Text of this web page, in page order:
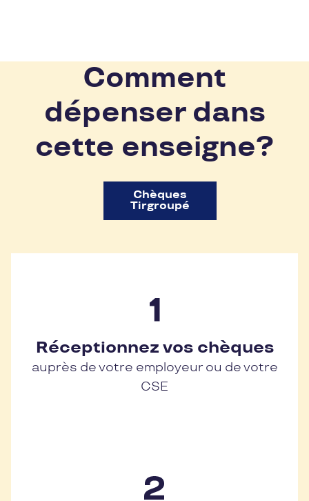
Comment
dépenser dans
cette enseigne?
Chèques
Tirgroupé
Réceptionnez vos chèques
auprès de votre employeur ou de votre
CSE